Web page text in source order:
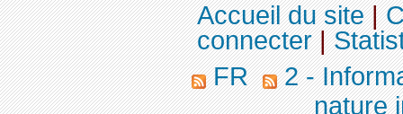
Accueil du site|
connecter|
FR
2 -
nature